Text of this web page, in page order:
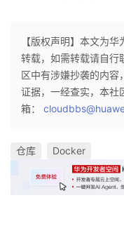
【版权声明】本文为
转载，如需转载请自行
区中有涉嫌抄袭的内容
证据，一经查实，本社
箱：
仓库 Docker